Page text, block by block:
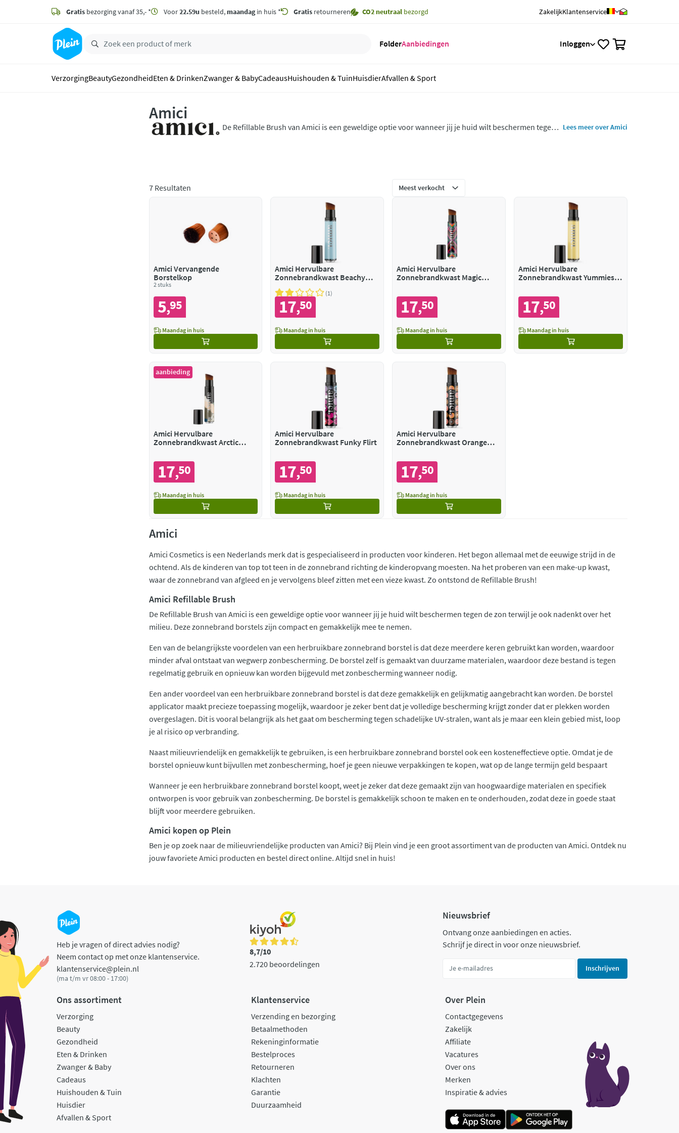
zoeken
hoofdinhoud
Gratis bezorging vanaf 35,- * Voor22.59u besteld, maandagin huis * Gratis retourneren CO2 neutraal bezorgd ZakelijkKlantenservice
FolderAanbiedingen Inloggen
VerzorgingBeautyGezondheidEten & DrinkenZwanger & BabyCadeausHuishouden & TuinHuisdierAfvallen & Sport
Amici
De Refillable Brush van Amici is een geweldige optie voor wanneer jij je huid wilt beschermen tegen
Lees meer over Amici
7 Resultaten
Amici Vervangende
Borstelkop
2 stuks
5,95
Maandag in huis
Amici Hervulbare
Zonnebrandkwast Beachy
Blue
1
17,50
Maandag in huis
Amici Hervulbare
Zonnebrandkwast Magic
17,50
Maandag in huis
Amici Hervulbare
Zonnebrandkwast Yummiest
17,50
Maandag in huis
aanbieding
Amici Hervulbare
Zonnebrandkwast Arctic
17,50
Maandag in huis
Amici Hervulbare
Zonnebrandkwast Funky Flirt
17,50
Maandag in huis
Amici Hervulbare
Zonnebrandkwast Orange
17,50
Maandag in huis
Amici
Amici Cosmetics is een Nederlands merk dat is gespecialiseerd in producten voor kinderen. Het begon allemaal met de eeuwige strijd in de
ochtend. Als de kinderen van top tot teen in de zonnebrand richting de kinderopvang moesten. Na het proberen van een make-up kwast,
waar de zonnebrand van afgleed en je vervolgens bleef zitten met een vieze kwast. Zo ontstond de Refillable Brush!
Amici Refillable Brush
De Refillable Brush van Amici is een geweldige optie voor wanneer jij je huid wilt beschermen tegen de zon terwijl je ook nadenkt over het
milieu. Deze zonnebrand borstels zijn compact en gemakkelijk mee te nemen.
Een van de belangrijkste voordelen van een herbruikbare zonnebrand borstel is dat deze meerdere keren gebruikt kan worden, waardoor
minder afval ontstaat van wegwerp zonbescherming. De borstel zelf is gemaakt van duurzame materialen, waardoor deze bestand is tegen
regelmatig gebruik en opnieuw kan worden bijgevuld met zonbescherming wanneer nodig.
Een ander voordeel van een herbruikbare zonnebrand borstel is dat deze gemakkelijk en gelijkmatig aangebracht kan worden. De borstel
applicator maakt precieze toepassing mogelijk, waardoor je zeker bent dat je volledige bescherming krijgt zonder dat er plekken worden
overgeslagen. Dit is vooral belangrijk als het gaat om bescherming tegen schadelijke UV-stralen, want als je maar een klein gebied mist, loop
je al risico op verbranding.
Naast milieuvriendelijk en gemakkelijk te gebruiken, is een herbruikbare zonnebrand borstel ook een kosteneffectieve optie. Omdat je de
borstel opnieuw kunt bijvullen met zonbescherming, hoef je geen nieuwe verpakkingen te kopen, wat op de lange termijn geld bespaart
Wanneer je een herbruikbare zonnebrand borstel koopt, weet je zeker dat deze gemaakt zijn van hoogwaardige materialen en specifiek
ontworpen is voor gebruik van zonbescherming. De borstel is gemakkelijk schoon te maken en te onderhouden, zodat deze in goede staat
blijft voor meerdere gebruiken.
Amici kopen op Plein
Ben je op zoek naar de milieuvriendelijke producten van Amici? Bij Plein vind je een groot assortiment van de producten van Amici. Ontdek nu
jouw favoriete Amici producten en bestel direct online. Altijd snel in huis!
Heb je vragen of direct advies nodig?
Neem contact op met onze klantenservice.
klantenservice@plein.nl
(ma t/m vr 08:00 - 17:00)
8,7/10
2.720 beoordelingen
Nieuwsbrief
Ontvang onze aanbiedingen en acties.
Schrijf je direct in voor onze nieuwsbrief.
Inschrijven
Ons assortiment
Verzorging
Beauty
Gezondheid
Eten & Drinken
Zwanger & Baby
Cadeaus
Huishouden & Tuin
Huisdier
Afvallen & Sport
Klantenservice
Verzending en bezorging
Betaalmethoden
Rekeninginformatie
Bestelproces
Retourneren
Klachten
Garantie
Duurzaamheid
Over Plein
Contactgegevens
Zakelijk
Affiliate
Vacatures
Over ons
Merken
Inspiratie & advies